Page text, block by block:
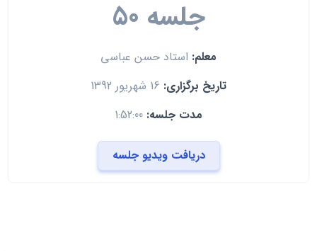
جلسه 50
معلم: استاد حسن عباسی
تاریخ برگزاری: 16 شهریور 1392
مدت جلسه: 1:52:00
دریافت ویدیو جلسه